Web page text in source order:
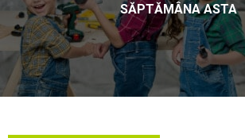
SĂPTĂMÂNA ASTA